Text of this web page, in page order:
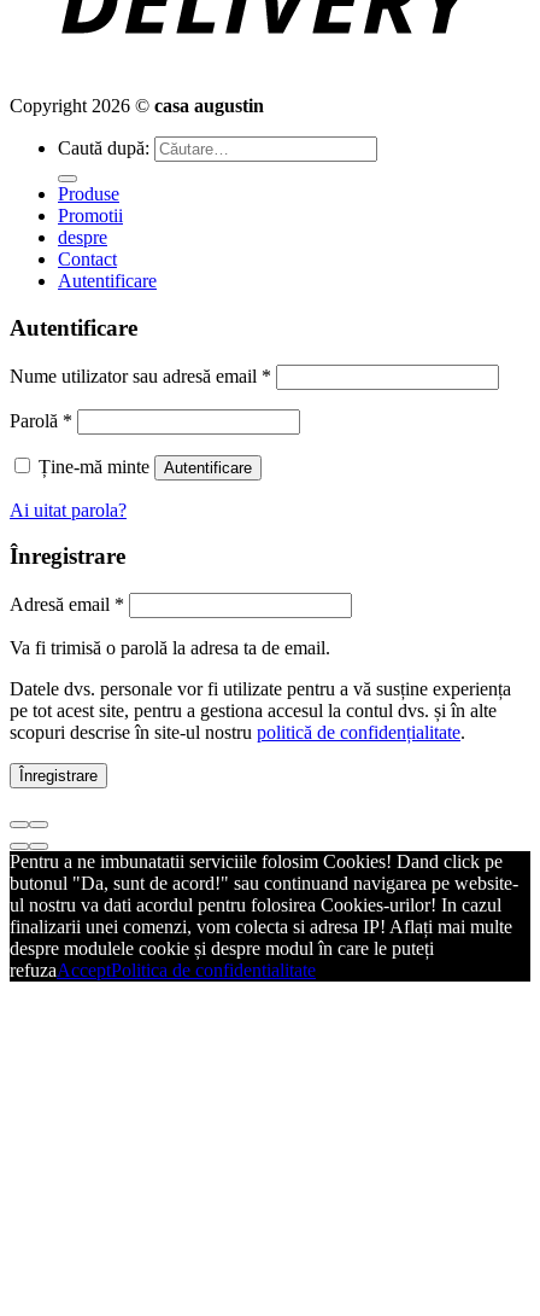
Copyright 2026 © casa augustin
Caută după:
Produse
Promotii
despre
Contact
Autentificare
Autentificare
Nume utilizator sau adresă email *
Parolă *
Ține-mă minte Autentificare
Ai uitat parola?
Înregistrare
Adresă email *
Va fi trimisă o parolă la adresa ta de email.
Datele dvs. personale vor fi utilizate pentru a vă susține experiența
pe tot acest site, pentru a gestiona accesul la contul dvs. și în alte
scopuri descrise în site-ul nostru politică de confidențialitate.
Înregistrare
Pentru a ne imbunatatii serviciile folosim Cookies! Dand click pe
butonul "Da, sunt de acord!" sau continuand navigarea pe website-
ul nostru va dati acordul pentru folosirea Cookies-urilor! In cazul
finalizarii unei comenzi, vom colecta si adresa IP! Aflați mai multe
despre modulele cookie și despre modul în care le puteți
refuzaAcceptPolitica de confidentialitate